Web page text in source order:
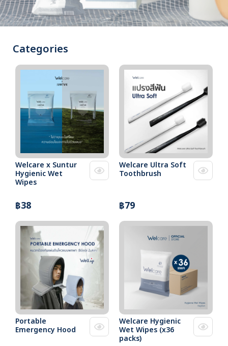
Categories
Welcare x Suntur
Hygienic Wet
Wipes
฿38
Welcare Ultra Soft
Toothbrush
฿79
Portable
Emergency Hood
Welcare Hygienic
Wet Wipes (x36
packs)